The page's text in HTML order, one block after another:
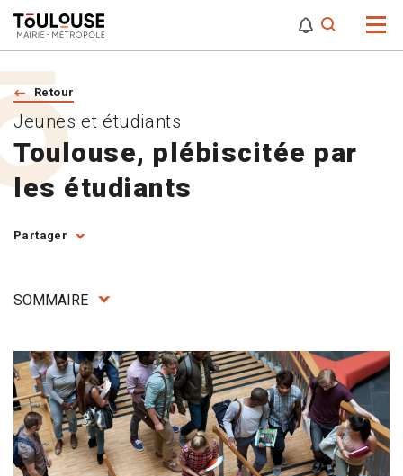
Retour
Toulouse, plébiscitée par
les étudiants
Jeunes et étudiants
Partager
SOMMAIRE